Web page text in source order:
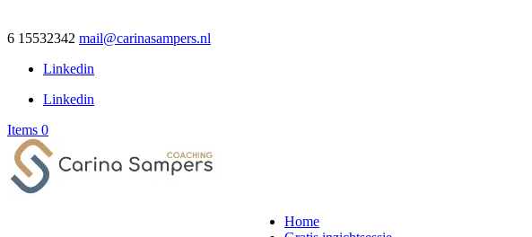
6 15532342 mail@carinasampers.nl
Linkedin
Linkedin
Items 0
Home